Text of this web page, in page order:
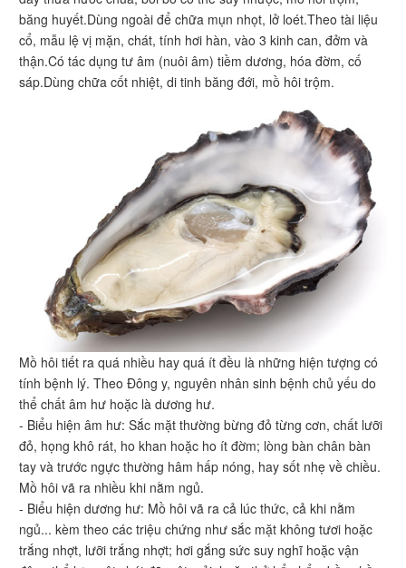
băng huyết.Dùng ngoài để chữa mụn nhọt, lở loét.Theo tài liệu
cổ, mẫu lệ vị mặn, chát, tính hơi hàn, vào 3 kinh can, đởm và
thận.Có tác dụng tư âm (nuôi âm) tiềm dương, hóa đờm, cố
sáp.Dùng chữa cốt nhiệt, di tinh băng đới, mồ hôi trộm.
Mồ hôi tiết ra quá nhiều hay quá ít đều là những hiện tượng có
tính bệnh lý. Theo Đông y, nguyên nhân sinh bệnh chủ yếu do
thể chất âm hư hoặc là dương hư.
- Biểu hiện âm hư: Sắc mặt thường bừng đỏ từng cơn, chất lưỡi
đỏ, họng khô rát, ho khan hoặc ho ít đờm; lòng bàn chân bàn
tay và trước ngực thường hâm hấp nóng, hay sốt nhẹ về chiều.
Mồ hôi vã ra nhiều khi nằm ngủ.
- Biểu hiện dương hư: Mồ hôi vã ra cả lúc thức, cả khi nằm
ngủ... kèm theo các triệu chứng như sắc mặt không tươi hoặc
trắng nhợt, lưỡi trắng nhợt; hơi gắng sức suy nghĩ hoặc vận